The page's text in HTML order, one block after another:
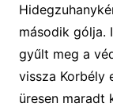
második gólja.
gyűlt meg a
vissza Korbély
üresen maradt